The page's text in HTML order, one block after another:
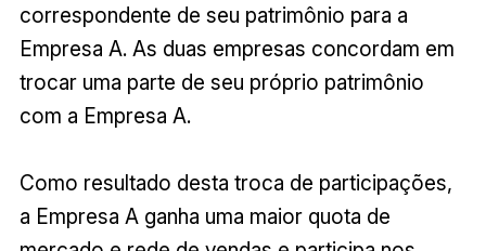
correspondente de seu patrimônio para a
Empresa A. As duas empresas concordam em
trocar uma parte de seu próprio patrimônio
com a Empresa A.
Como resultado desta troca de participações,
a Empresa A ganha uma maior quota de